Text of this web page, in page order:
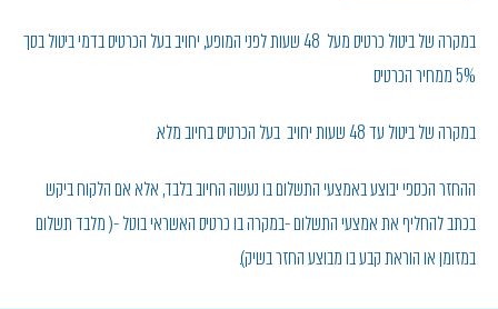
במקרה של ביטול כרטיס מעל 48 שעות לפני המופע, יחויב בעל הכרטיס בדמי ביטול בסך
5% ממחיר הכרטיס
במקרה של ביטול עד 48 שעות יחויב בעל הכרטיס בחיוב מלא.
ההחזר הכספי יבוצע באמצעי התשלום בו נעשה החיוב בלבד, אלא אם הלקוח ביקש
בכתב להחליף את אמצעי התשלום -במקרה בו כרטיס האשראי בוטל -( מלבד תשלום
במזומן או הוראת קבע בו מבוצע החזר בשיק).